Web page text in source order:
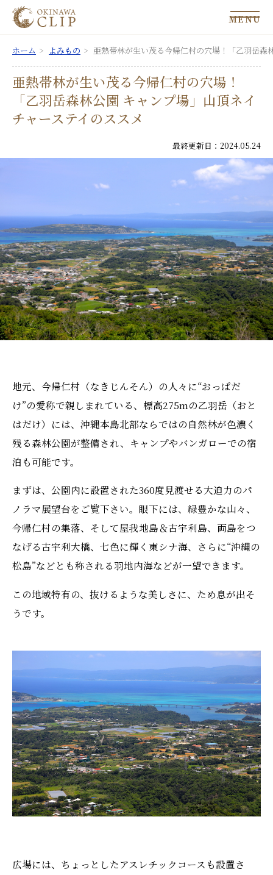
MENU
ホーム よみもの 亜熱帯林が生い茂る今帰仁村の穴場！「乙羽岳
亜熱帯林が生い茂る今帰仁村の穴場！
「乙羽岳森林公園 キャンプ場」山頂ネイ
チャーステイのススメ
最終更新日：2024.05.24
地元、今帰仁村（なきじんそん）の人々に“おっぱだ
け”の愛称で親しまれている、標高275mの乙羽岳（おと
はだけ）には、沖縄本島北部ならではの自然林が色濃く
残る森林公園が整備され、キャンプやバンガローでの宿
泊も可能です。
まずは、公園内に設置された360度見渡せる大迫力のパ
ノラマ展望台をご覧下さい。眼下には、緑豊かな山々、
今帰仁村の集落、そして屋我地島＆古宇利島、両島をつ
なげる古宇利大橋、七色に輝く東シナ海、さらに“沖縄の
松島”などとも称される羽地内海などが一望できます。
この地域特有の、抜けるような美しさに、ため息が出そ
うです。
広場には、ちょっとしたアスレチックコースも設置さ